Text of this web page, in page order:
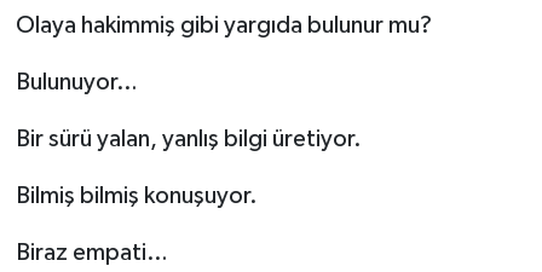
Olaya hakimmiş gibi yargıda bulunur mu?
Bulunuyor…
Bir sürü yalan, yanlış bilgi üretiyor.
Bilmiş bilmiş konuşuyor.
Biraz empati…